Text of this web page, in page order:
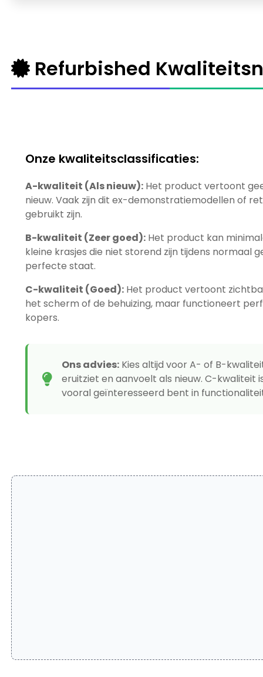
Refurbished
Onze kwaliteitsclassificaties:
A-kwaliteit (Als nieuw): Het product vertoont
nieuw. Vaak zijn dit ex-demonstratiemodellen of
gebruikt zijn.
B-kwaliteit (Zeer goed): Het product kan
kleine krasjes die niet storend zijn tijdens normaal
perfecte staat.
C-kwaliteit (Goed): Het product vertoont
het scherm of de behuizing, maar functioneert
kopers.
Ons advies: Kies altijd voor A- of B-
eruitziet en aanvoelt als nieuw. C-kwaliteit
vooral geïnteresseerd bent in